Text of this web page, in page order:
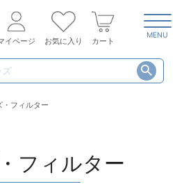
イページ お気に入り カート
MENU
・フィルター
フィルター